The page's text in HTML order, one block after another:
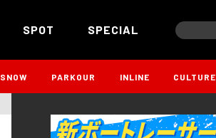
SPOT SPECIAL
SNOW PARKOUR INLINE CULTURE